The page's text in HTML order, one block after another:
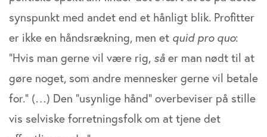
synspunkt med andet end et hånligt blik. Profitter
er ikke en håndsrækning, men et quid pro quo:
”Hvis man gerne vil være rig, så er man nødt til at
gøre noget, som andre mennesker gerne vil betale
for.” (…) Den ”usynlige hånd” overbeviser på stille
vis selviske forretningsfolk om at tjene det